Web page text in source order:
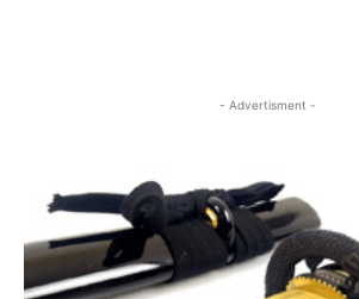
- Advertisment -